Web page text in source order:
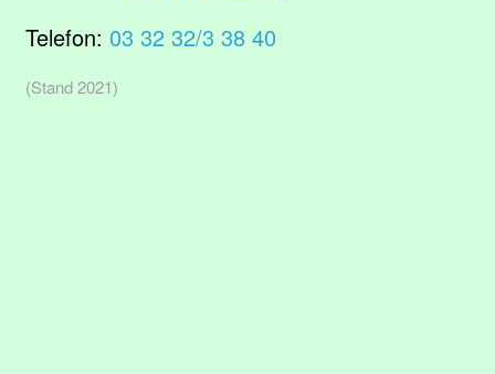
Telefon: 03 32 32/3 38 40
(Stand 2021)